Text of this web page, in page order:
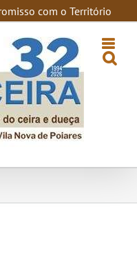
com o Território